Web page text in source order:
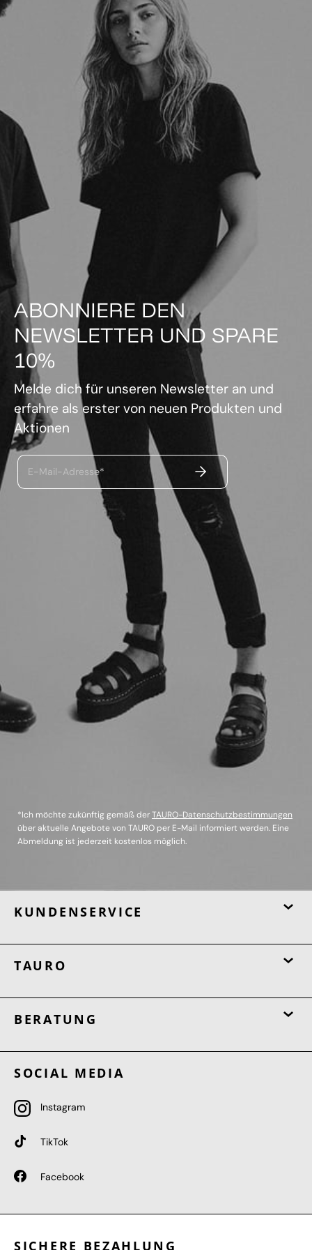
ABONNIERE DEN
NEWSLETTER UND SPARE
10%
Melde dich für unseren Newsletter an und
erfahre als erster von neuen Produkten und
Aktionen
E-Mail-Adresse* ABSENDEN
*Ich möchte zukünftig gemäß derTAURO-Datenschutzbestimmungen
über aktuelle Angebote von TAURO per E-Mail informiert werden. Eine
Abmeldung ist jederzeit kostenlos möglich.
KUNDENSERVICE
TAURO
BERATUNG
SOCIAL MEDIA
Instagram
TikTok
Facebook
SICHERE BEZAHLUNG